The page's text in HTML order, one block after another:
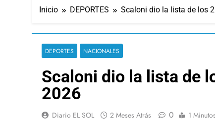
Inicio DEPORTES Scaloni dio la lista de los
DEPORTES NACIONALES
Scaloni dio la lista de
2026
Diario EL SOL 2 Meses Atrás 0 1 Minutos